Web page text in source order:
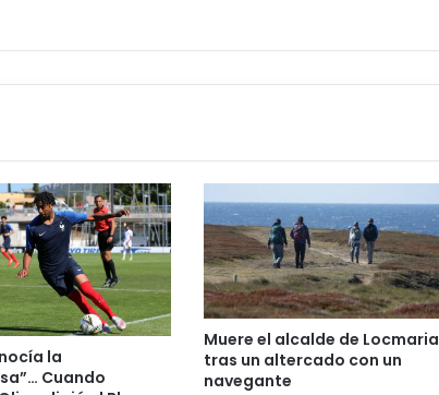
la
Cuando
Muere el alcalde de Locmaria
tras un altercado con un
navegante